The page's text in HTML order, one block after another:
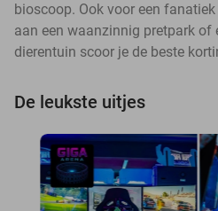
bioscoop. Ook voor een
aan een waanzinnig pretpark of
dierentuin scoor je de beste
De leukste uitjes